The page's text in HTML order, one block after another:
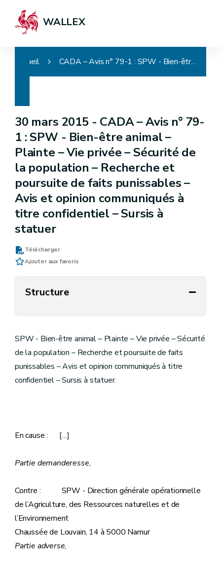
WALLEX
Accueil CADA – Avis n° 79-1 : SPW - Bien-être animal – Plainte – Vie privée – Sécurité de la population – Recherche et poursuite de faits punissables – Avis et opinion communiqués à titre confidentiel – Sursis à statuer
30 mars 2015 - CADA – Avis n° 79-
1 : SPW - Bien-être animal –
Plainte – Vie privée – Sécurité de
la population – Recherche et
poursuite de faits punissables –
Avis et opinion communiqués à
titre confidentiel – Sursis à
statuer
Télécharger
Ajouter aux favoris
Structure
SPW - Bien-être animal – Plainte – Vie privée – Sécurité
de la population – Recherche et poursuite de faits
punissables – Avis et opinion communiqués à titre
confidentiel – Sursis à statuer.
En cause : […]
Partie demanderesse,
Contre : SPW - Direction générale opérationnelle
de l’Agriculture, des Ressources naturelles et de
l’Environnement
Chaussée de Louvain, 14 à 5000 Namur
Partie adverse,